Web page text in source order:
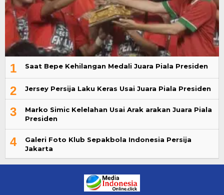
1 Saat Bepe Kehilangan Medali Juara Piala Presiden
2 Jersey Persija Laku Keras Usai Juara Piala Presiden
3
Marko Simic Kelelahan Usai Arak arakan Juara Piala
Presiden
4
Galeri Foto Klub Sepakbola Indonesia Persija
Jakarta